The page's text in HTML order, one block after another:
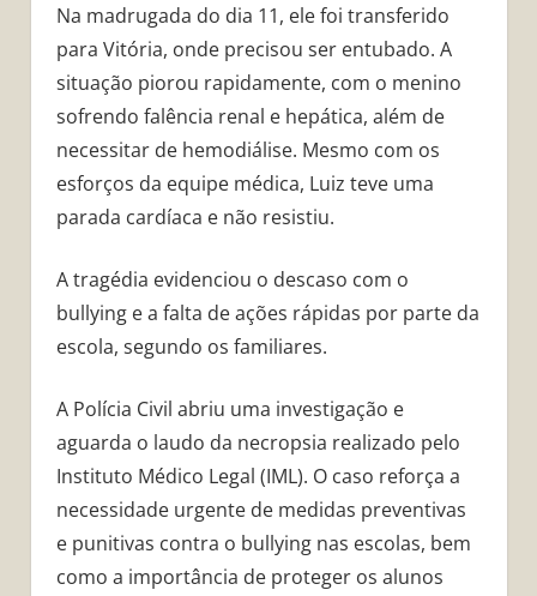
Na madrugada do dia 11, ele foi transferido
para Vitória, onde precisou ser entubado. A
situação piorou rapidamente, com o menino
sofrendo falência renal e hepática, além de
necessitar de hemodiálise. Mesmo com os
esforços da equipe médica, Luiz teve uma
parada cardíaca e não resistiu.
A tragédia evidenciou o descaso com o
bullying e a falta de ações rápidas por parte da
escola, segundo os familiares.
A Polícia Civil abriu uma investigação e
aguarda o laudo da necropsia realizado pelo
Instituto Médico Legal (IML). O caso reforça a
necessidade urgente de medidas preventivas
e punitivas contra o bullying nas escolas, bem
como a importância de proteger os alunos